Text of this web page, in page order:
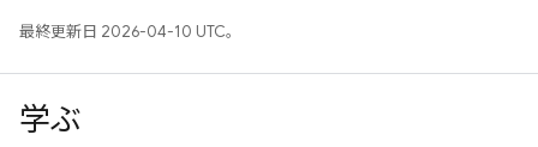
最終更新日 2026-04-10 UTC。
学ぶ